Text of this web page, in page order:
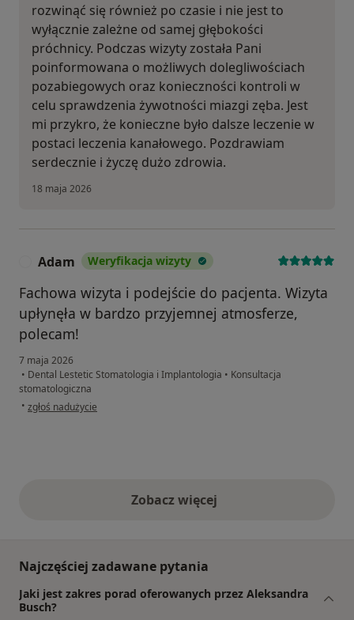
rozwinąć się również po czasie i nie jest to
wyłącznie zależne od samej głębokości
próchnicy. Podczas wizyty została Pani
poinformowana o możliwych dolegliwościach
pozabiegowych oraz konieczności kontroli w
celu sprawdzenia żywotności miazgi zęba. Jest
mi przykro, że konieczne było dalsze leczenie w
postaci leczenia kanałowego. Pozdrawiam
serdecznie i życzę dużo zdrowia.
18 maja 2026
Adam Weryfikacja wizyty
Fachowa wizyta i podejście do pacjenta. Wizyta
upłynęła w bardzo przyjemnej atmosferze,
polecam!
7 maja 2026
• Dental Lestetic Stomatologia i Implantologia • Konsultacja
stomatologiczna
• w opinii użytkownika Adam
zgłoś nadużycie
Zobacz więcejopinie powyżej
Najczęściej zadawane pytania
Jaki jest zakres porad oferowanych przez Aleksandra
Busch?